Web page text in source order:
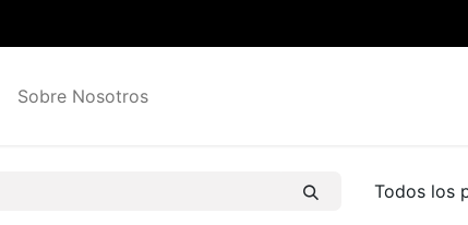
Sobre Nosotros
Todos los